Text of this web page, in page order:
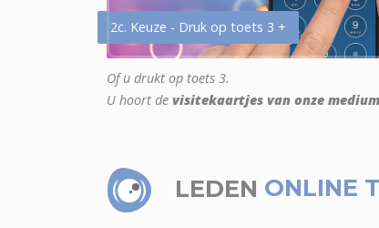
2c. Keuze - Druk op toets 3 +
Of u drukt op toets 3.
U hoort de visitekaartjes van onze
LEDEN ONLINE